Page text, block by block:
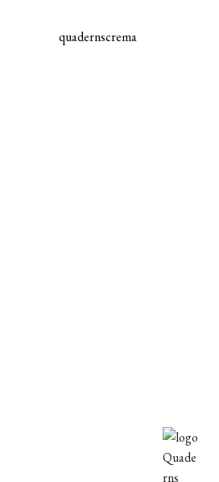
quadernscrema